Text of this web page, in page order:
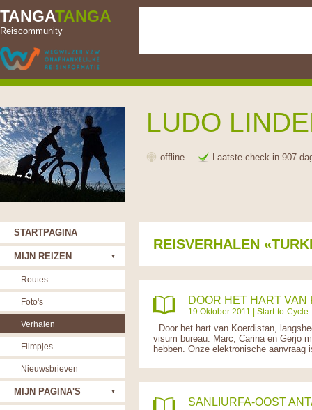
TANGATANGA
Reiscommunity
LUDO
offline Laatste check-in 907
REISVERHALEN
DOOR HET HART
19 Oktober 2011 | Start-to-Cycle
Door het hart van Koerdistan,
visum bureau. Marc, Carina en Gerjo
hebben. Onze elektronische aanvraag
SANLIURFA-OOST
STARTPAGINA
MIJN REIZEN
Routes
Foto's
Verhalen
Filmpjes
Nieuwsbrieven
MIJN PAGINA'S